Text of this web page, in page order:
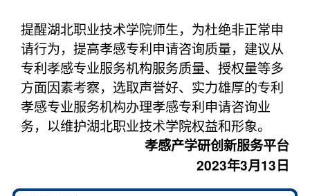
提醒湖北职业技术学院师生，为杜绝非正常申
请行为，提高孝感专利申请咨询质量，建议从
专利孝感专业服务机构服务质量、授权量等多
方面因素考察，选取声誉好、实力雄厚的专利
孝感专业服务机构办理孝感专利申请咨询业
务，以维护湖北职业技术学院权益和形象。
孝感产学研创新服务平台
2023年3月13日